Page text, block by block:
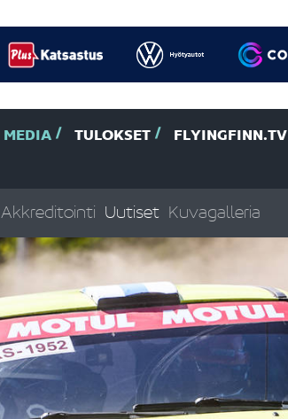
MEDIA TULOKSET FLYINGFINN.TV
Akkreditointi Uutiset Kuvagalleria